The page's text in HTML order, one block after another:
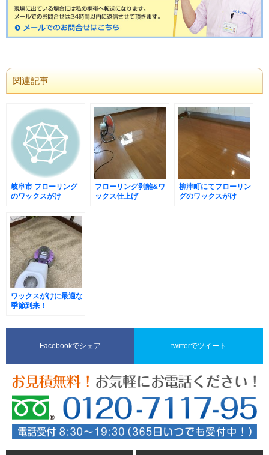
関連記事
岐阜市 フローリング
のワックスがけ
フローリング剥離&ワ
ックス仕上げ
柳津町にてフローリン
グのワックスがけ
ワックスがけに最適な
季節到来！
Facebookでシェア twitterでツイート